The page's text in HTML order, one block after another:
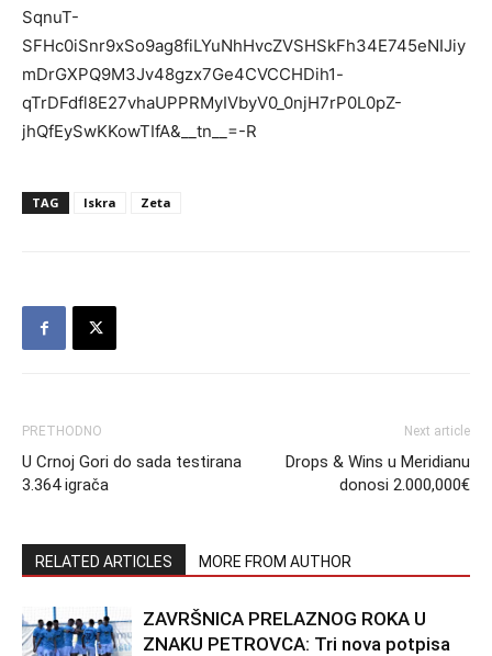
SqnuT-
SFHc0iSnr9xSo9ag8fiLYuNhHvcZVSHSkFh34E745eNIJiy
mDrGXPQ9M3Jv48gzx7Ge4CVCCHDih1-
qTrDFdfl8E27vhaUPPRMyIVbyV0_0njH7rP0L0pZ-
jhQfEySwKKowTIfA&__tn__=-R
TAG Iskra Zeta
PRETHODNO
U Crnoj Gori do sada testirana
3.364 igrača
Next article
Drops & Wins u Meridianu
donosi 2.000,000€
RELATED ARTICLES MORE FROM AUTHOR
ZAVRŠNICA PRELAZNOG ROKA U
ZNAKU PETROVCA: Tri nova potpisa